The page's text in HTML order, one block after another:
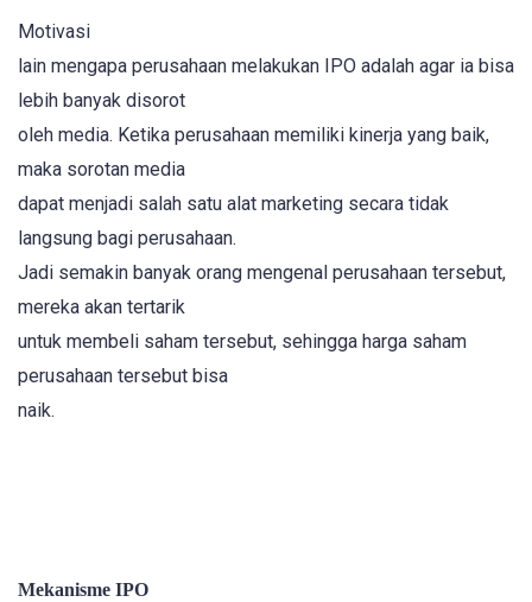
Motivasi
lain mengapa perusahaan melakukan IPO adalah agar ia bisa
lebih banyak disorot
oleh media. Ketika perusahaan memiliki kinerja yang baik,
maka sorotan media
dapat menjadi salah satu alat marketing secara tidak
langsung bagi perusahaan.
Jadi semakin banyak orang mengenal perusahaan tersebut,
mereka akan tertarik
untuk membeli saham tersebut, sehingga harga saham
perusahaan tersebut bisa
naik.
Mekanisme IPO